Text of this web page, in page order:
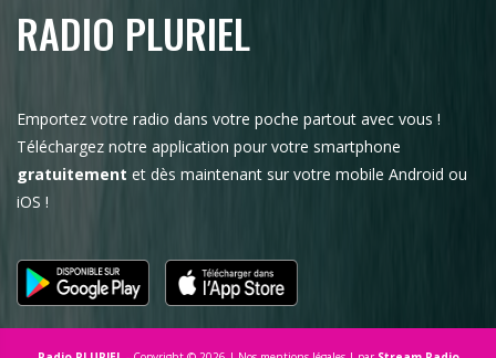
RADIO PLURIEL
Emportez votre radio dans votre poche partout avec vous !
Téléchargez notre application pour votre smartphone
gratuitement et dès maintenant sur votre mobile Android ou
iOS !